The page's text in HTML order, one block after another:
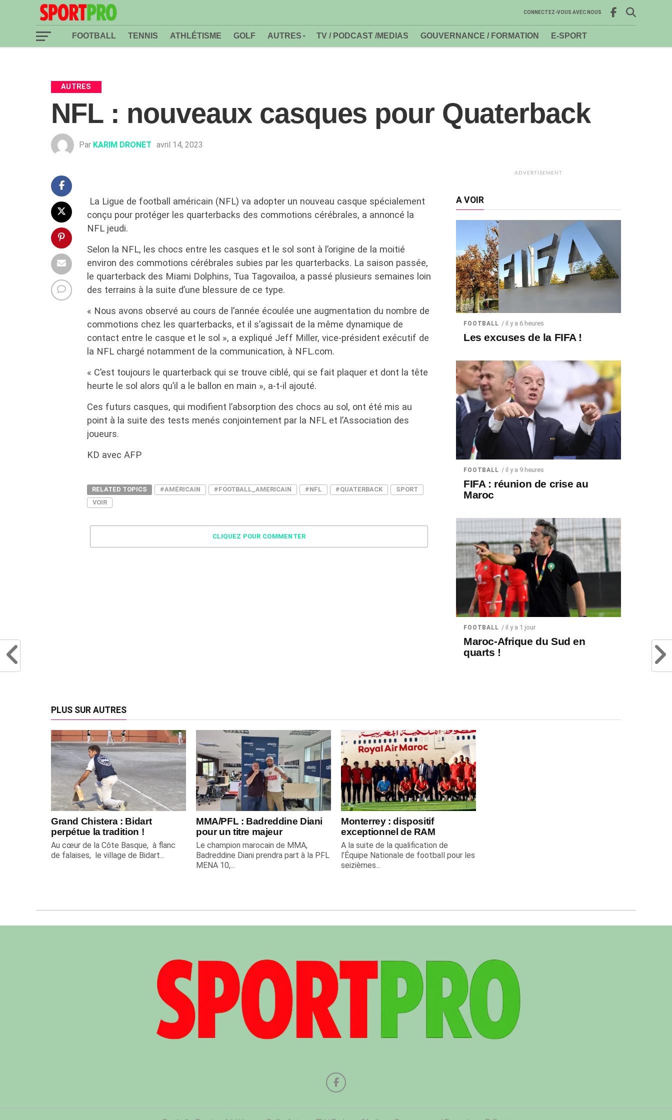
CONNECTEZ-VOUS AVEC NOUS
FOOTBALL TENNIS ATHLÉTISME GOLF AUTRES TV / PODCAST /MEDIAS GOUVERNANCE / FORMATION E-SPORT
AUTRES
NFL : nouveaux casques pour Quaterback
Par KARIM DRONET avril 14, 2023
La Ligue de football américain (NFL) va adopter un nouveau casque spécialement
conçu pour protéger les quarterbacks des commotions cérébrales, a annoncé la
NFL jeudi.
Selon la NFL, les chocs entre les casques et le sol sont à l’origine de la moitié
environ des commotions cérébrales subies par les quarterbacks. La saison passée,
le quarterback des Miami Dolphins, Tua Tagovailoa, a passé plusieurs semaines loin
des terrains à la suite d’une blessure de ce type.
« Nous avons observé au cours de l’année écoulée une augmentation du nombre de
commotions chez les quarterbacks, et il s’agissait de la même dynamique de
contact entre le casque et le sol », a expliqué Jeff Miller, vice-président exécutif de
la NFL chargé notamment de la communication, à NFL.com.
« C’est toujours le quarterback qui se trouve ciblé, qui se fait plaquer et dont la tête
heurte le sol alors qu’il a le ballon en main », a-t-il ajouté.
Ces futurs casques, qui modifient l’absorption des chocs au sol, ont été mis au
point à la suite des tests menés conjointement par la NFL et l’Association des
joueurs.
KD avec AFP
RELATED TOPICS #AMÉRICAIN #FOOTBALL_AMERICAIN #NFL #QUATERBACK
SPORT
VOIR
CLIQUEZ POUR COMMENTER
ADVERTISEMENT
A VOIR
FOOTBALL / il y a 6 heures
Les excuses de la FIFA !
FOOTBALL / il y a 9 heures
FIFA : réunion de crise au
Maroc
FOOTBALL / il y a 1 jour
Maroc-Afrique du Sud en
quarts !
PLUS SUR AUTRES
Grand Chistera : Bidart
perpétue la tradition !
Au cœur de la Côte Basque, à flanc
de falaises, le village de Bidart...
MMA/PFL : Badreddine Diani
pour un titre majeur
Le champion marocain de MMA,
Badreddine Diani prendra part à la PFL
MENA 10,...
Monterrey : dispositif
exceptionnel de RAM
A la suite de la qualification de
l’Équipe Nationale de football pour les
seizièmes...